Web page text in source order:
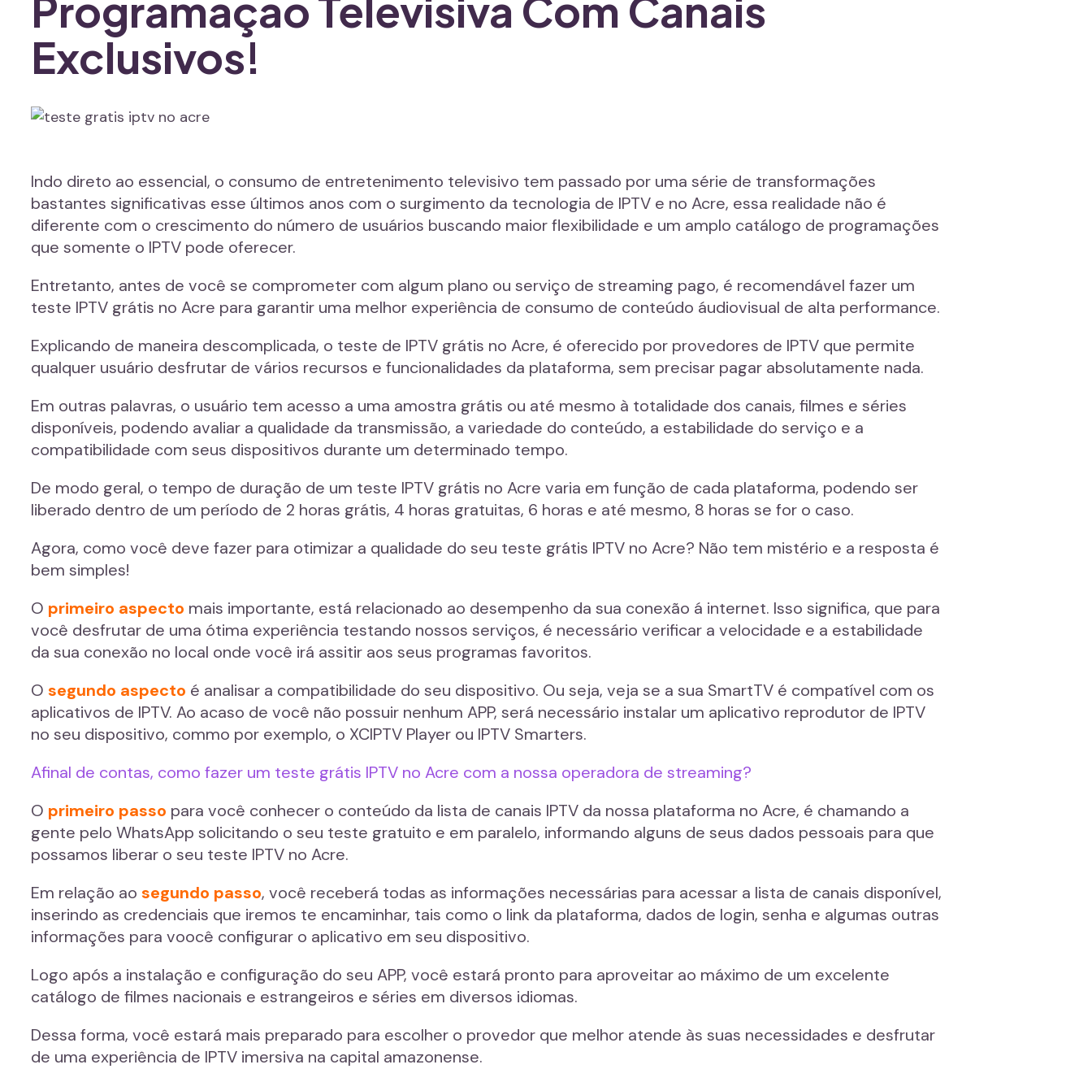
Exclusivos!
Indo direto ao essencial, o consumo de entretenimento televisivo tem passado por uma série de transformações
bastantes significativas esse últimos anos com o surgimento da tecnologia de IPTV e no Acre, essa realidade não é
diferente com o crescimento do número de usuários buscando maior flexibilidade e um amplo catálogo de programações
que somente o IPTV pode oferecer.
Entretanto, antes de você se comprometer com algum plano ou serviço de streaming pago, é recomendável fazer um
teste IPTV grátis no Acre para garantir uma melhor experiência de consumo de conteúdo áudiovisual de alta performance.
Explicando de maneira descomplicada, o teste de IPTV grátis no Acre, é oferecido por provedores de IPTV que permite
qualquer usuário desfrutar de vários recursos e funcionalidades da plataforma, sem precisar pagar absolutamente nada.
Em outras palavras, o usuário tem acesso a uma amostra grátis ou até mesmo à totalidade dos canais, filmes e séries
disponíveis, podendo avaliar a qualidade da transmissão, a variedade do conteúdo, a estabilidade do serviço e a
compatibilidade com seus dispositivos durante um determinado tempo.
De modo geral, o tempo de duração de um teste IPTV grátis no Acre varia em função de cada plataforma, podendo ser
liberado dentro de um período de 2 horas grátis, 4 horas gratuitas, 6 horas e até mesmo, 8 horas se for o caso.
Agora, como você deve fazer para otimizar a qualidade do seu teste grátis IPTV no Acre? Não tem mistério e a resposta é
bem simples!
O primeiro aspecto mais importante, está relacionado ao desempenho da sua conexão á internet. Isso significa, que para
você desfrutar de uma ótima experiência testando nossos serviços, é necessário verificar a velocidade e a estabilidade
da sua conexão no local onde você irá assitir aos seus programas favoritos.
O segundo aspecto é analisar a compatibilidade do seu dispositivo. Ou seja, veja se a sua SmartTV é compatível com os
aplicativos de IPTV. Ao acaso de você não possuir nenhum APP, será necessário instalar um aplicativo reprodutor de IPTV
no seu dispositivo, commo por exemplo, o XCIPTV Player ou IPTV Smarters.
Afinal de contas, como fazer um teste grátis IPTV no Acre com a nossa operadora de streaming?
O primeiro passo para você conhecer o conteúdo da lista de canais IPTV da nossa plataforma no Acre, é chamando a
gente pelo WhatsApp solicitando o seu teste gratuito e em paralelo, informando alguns de seus dados pessoais para que
possamos liberar o seu teste IPTV no Acre.
Em relação ao segundo passo, você receberá todas as informações necessárias para acessar a lista de canais disponível,
inserindo as credenciais que iremos te encaminhar, tais como o link da plataforma, dados de login, senha e algumas outras
informações para voocê configurar o aplicativo em seu dispositivo.
Logo após a instalação e configuração do seu APP, você estará pronto para aproveitar ao máximo de um excelente
catálogo de filmes nacionais e estrangeiros e séries em diversos idiomas.
Dessa forma, você estará mais preparado para escolher o provedor que melhor atende às suas necessidades e desfrutar
de uma experiência de IPTV imersiva na capital amazonense.